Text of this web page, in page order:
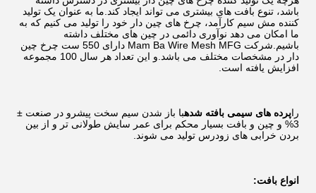
باشد، تنوع بافت های بیشتری می تواند ایجاد کند.ما به عنوان یک تولید
کننده مش سیم کارآمد، چرخ های چین دار خود را تولید می کنیم که به
ما امکان می دهد نوآوری دائمی در چین های مختلف داشته
باشیم.شرکت Mam Ba Wire Mesh MFG دارای 550 ست چرخ چین
دار در مشخصات مختلف می باشد.و این تعداد هر سال 100 مجموعه
افزایش یافته است.
راپرده های سیمی بافته شدهبا باز شدن سیم سخت پیشرو در صنعت ±
3% و چین و بافت بسیار محکم برای عمر سایش طولانی تر و از بین
بردن خرابی های زودرس تولید می شوند.
انواع بافت: